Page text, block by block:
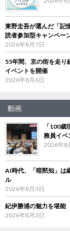
東野圭吾が選んだ「記
読者参加型キャンペー
2026年8月7日
55年間、京の街を走
イベントを開催
2026年8月6日
動画
「100
務員イベ
2026年8
AI時代、「暗黙知」は
ル
2026年8月3日
紀伊勝浦の魅力を堪
2026年8月3日